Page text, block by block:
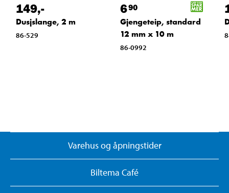
149,-
Dusjslange, 2 m
86-529
690
Gjengeteip, standard
12 mm x 10 m
86-0992
Varehus og åpningstider
Biltema Café